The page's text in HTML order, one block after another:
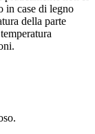
in case di legno
della parte